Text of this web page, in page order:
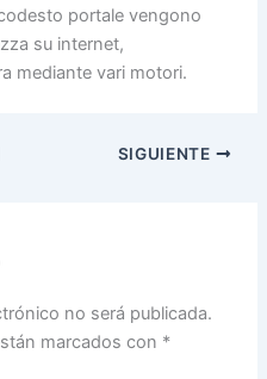
portale vengono
su internet,
mediante vari motori.
SIGUIENTE
no será publicada.
marcados con *